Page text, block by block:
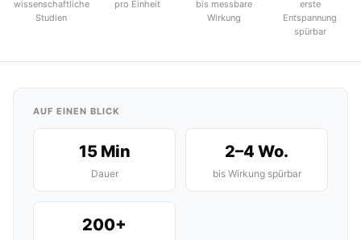
wissenschaftliche
Studien
pro Einheit
bis messbare
Wirkung
erste
Entspannung
spürbar
AUF EINEN BLICK
15 Min
Dauer
2–4 Wo.
bis Wirkung spürbar
200+